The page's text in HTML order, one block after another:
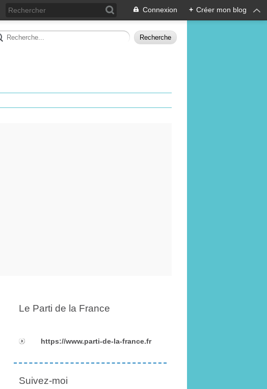
Connexion + Créer mon blog
Le Parti de la France
https://www.parti-de-la-france.fr
Suivez-moi